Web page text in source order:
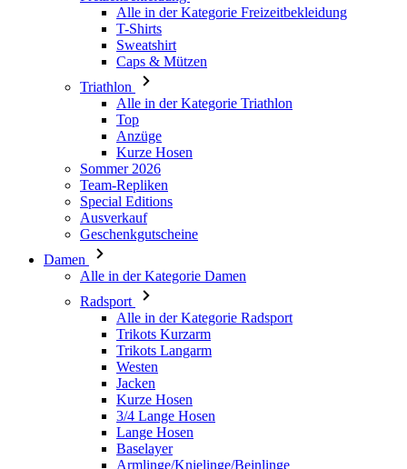
Triathlon
Alle in der Kategorie Triathlon
Top
Anzüge
Kurze Hosen
Sommer 2026
Team-Repliken
Special Editions
Ausverkauf
Geschenkgutscheine
Damen
Alle in der Kategorie Damen
Radsport
Alle in der Kategorie Radsport
Trikots Langarm
Westen
Jacken
Kurze Hosen
3/4 Lange Hosen
Lange Hosen
Baselayer
Armlinge/Knielinge/Beinlinge
Caps & Mützen
Handschuhe
Socken
Andere